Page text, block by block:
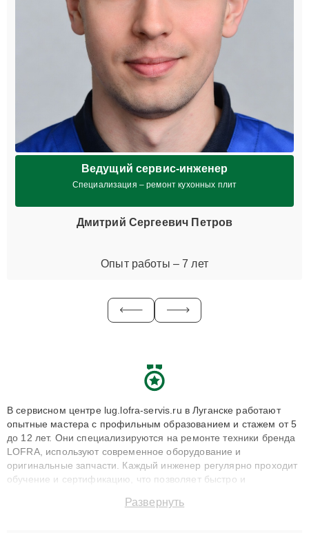
Ведущий сервис-инженер
Специализация – ремонт кухонных плит
Дмитрий Сергеевич Петров
Опыт работы – 7 лет
В сервисном центре lug.lofra-servis.ru в Луганске работают
опытные мастера с профильным образованием и стажем от 5
до 12 лет. Они специализируются на ремонте техники бренда
LOFRA, используют современное оборудование и
оригинальные запчасти. Каждый инженер регулярно проходит
обучение и сертификацию, что позволяет быстро и
сохранением гарантии до 3 лет. Наши мастера решают
Развернуть